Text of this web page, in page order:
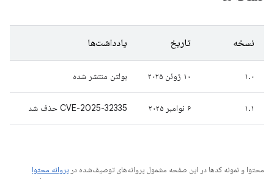
نسخه تاریخ یادداشت‌ها
۱.۰ ۱۰ ژوئن ۲۰۲۵ بولتن منتشر شده
۱.۱ ۶ نوامبر ۲۰۲۵ CVE-2025-32335 حذف شد
محتوا و نمونه کدها در این صفحه مشمول پروانه‌های توصیف‌شده در پروانه محتوا